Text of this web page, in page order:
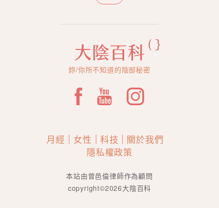
妳/你所不知道的陰部秘密
月經 女性 科技
關於我們
隱私權政策
本站由曾邑倫律師作為顧問
copyright©2026大陰百科